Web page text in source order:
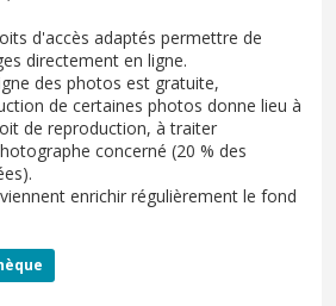
d'accès adaptés permettre de
directement en ligne.
des photos est gratuite,
de certaines photos donne lieu à
de reproduction, à traiter
concerné (20 % des
enrichir régulièrement le fond